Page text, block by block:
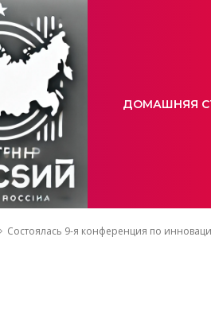
ДОМАШНЯЯ
Состоялась 9-я конференция по